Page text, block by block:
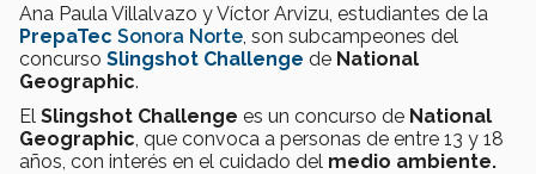
Ana Paula Villalvazo y Víctor Arvizu, estudiantes de la
PrepaTec Sonora Norte , son subcampeones del
concurso Slingshot Challenge de National
Geographic.
El Slingshot Challenge es un concurso de National
Geographic , que convoca a personas de entre 13 y 18
años, con interés en el cuidado del medio ambiente.